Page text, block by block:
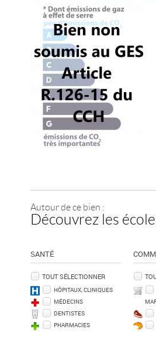
Autour de ce bien :
Découvrez les
SANTÉ
TOUT SÉLECTIONNER
HÔPITAUX, CLINIQUES
MÉDECINS
DENTISTES
PHARMACIES